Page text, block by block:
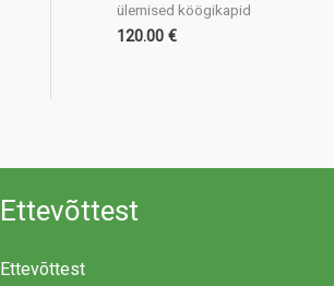
ülemised köögikapid
120.00 €
Ettevõttest
Ettevõttest